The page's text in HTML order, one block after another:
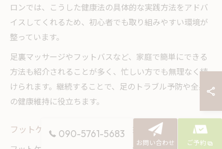
ロンでは、こうした健康法の具体的な実践方法をアドバ
イスしてくれるため、初心者でも取り組みやすい環境が
整っています。
足裏マッサージやフットバスなど、家庭で簡単にできる
方法も紹介されることが多く、忙しい方でも無理なく続
けられます。継続することで、足のトラブル予防や全身
の健康維持に役立ちます。
フットケア町田が支持される理由を紹介
090-5761-5683
お問い合わせ ご予約